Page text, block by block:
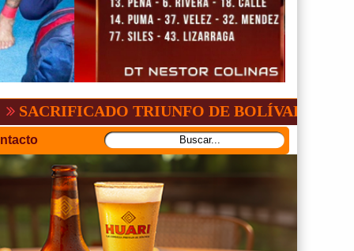
TRIUNFO DE BOLÍVAR ANTE ORIENTE